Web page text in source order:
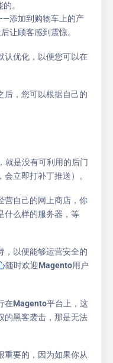
。
添加到购物车上的产
让顾客感到震惊。
认优化，以便您可以在
后，您可以根据自己的
就是没有可利用的后门
立即打补丁推送）。
营自己的网上商店，你
什么样的服务器，等
，以便能够运营安全的
随时欢迎Magento用户
在Magento平台上，这
的黑客袭击，那是无法
重要的，因为如果你从